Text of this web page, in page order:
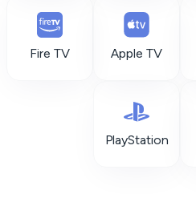
Fire TV Apple TV
PlayStation